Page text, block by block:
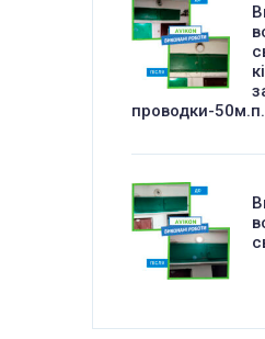
проводки-50м.п.